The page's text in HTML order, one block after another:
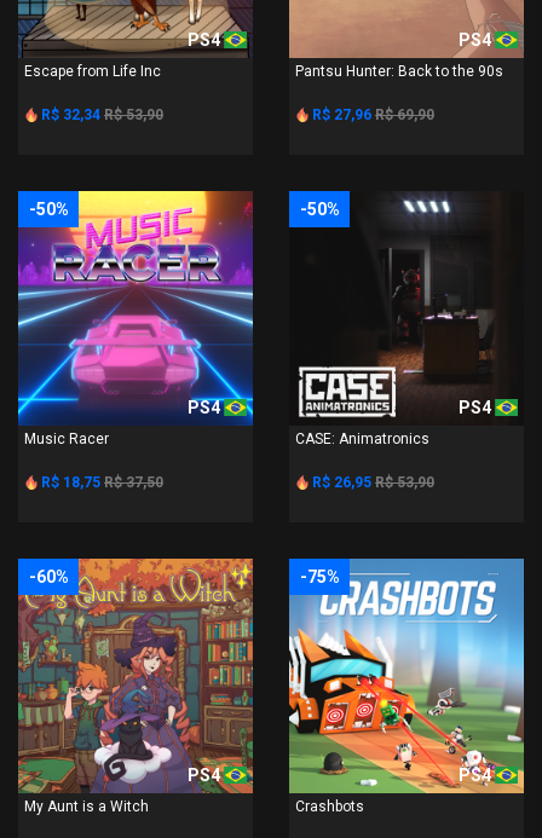
PS4
Escape from Life Inc
R$ 32,34 R$ 53,90
PS4
Pantsu Hunter: Back to the 90s
R$ 27,96 R$ 69,90
-50%
PS4
Music Racer
R$ 18,75 R$ 37,50
-50%
PS4
CASE: Animatronics
R$ 26,95 R$ 53,90
-60%
PS4
My Aunt is a Witch
-75%
PS4
Crashbots